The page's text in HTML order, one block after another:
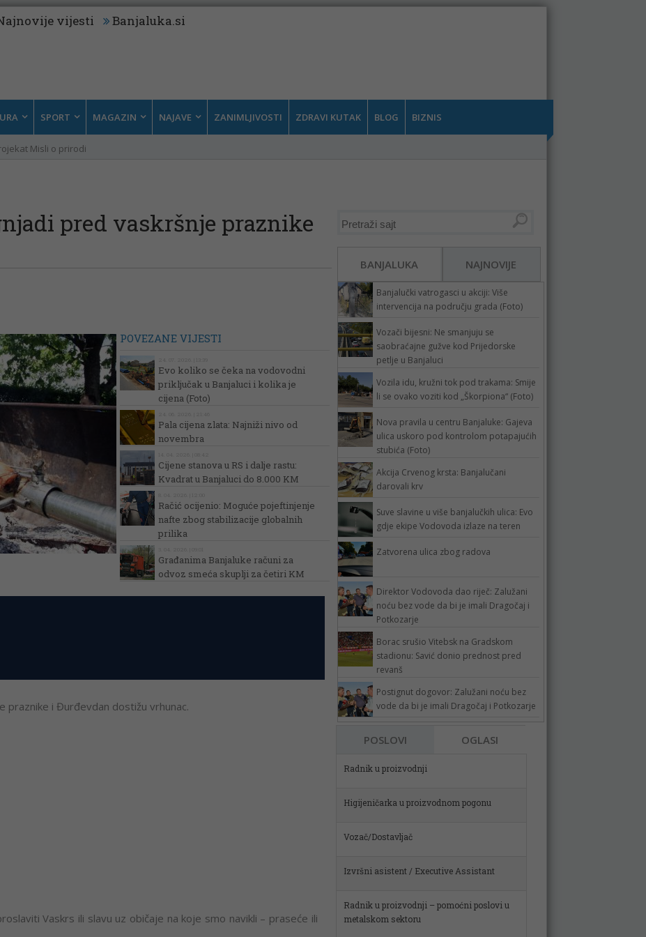
vijesti Banjaluka.si
Misli o prirodi
SPORT MAGAZIN NAJAVE ZANIMLJIVOSTI ZDRAVI KUTAK BLOG BIZNIS
pred vaskršnje praznike
POVEZANE VIJESTI
Evo koliko se čeka na vodovodni
priključak u Banjaluci i kolika je
cijena (Foto)
Pala cijena zlata: Najniži nivo od
novembra
Cijene stanova u RS i dalje rastu:
Kvadrat u Banjaluci do 8.000 KM
Račić ocijenio: Moguće pojeftinjenje
nafte zbog stabilizacije globalnih
prilika
Građanima Banjaluke računi za
odvoz smeća skuplji za četiri KM
praznike i Đurđevdan dostižu vrhunac.
Vaskrs ili slavu uz običaje na koje smo navikli – praseće ili
BANJALUKA NAJNOVIJE
Banjalučki vatrogasci u akciji: Više
intervencija na području grada (Foto)
Vozači bijesni: Ne smanjuju se
saobraćajne gužve kod Prijedorske
petlje u Banjaluci
Vozila idu, kružni tok pod trakama: Smije
li se ovako voziti kod „Škorpiona“ (Foto)
Nova pravila u centru Banjaluke: Gajeva
ulica uskoro pod kontrolom potapajućih
stubića (Foto)
Akcija Crvenog krsta: Banjalučani
darovali krv
Suve slavine u više banjalučkih ulica: Evo
gdje ekipe Vodovoda izlaze na teren
Zatvorena ulica zbog radova
Direktor Vodovoda dao riječ: Zalužani
noću bez vode da bi je imali Dragočaj i
Potkozarje
Borac srušio Vitebsk na Gradskom
stadionu: Savić donio prednost pred
revanš
Postignut dogovor: Zalužani noću bez
vode da bi je imali Dragočaj i Potkozarje
POSLOVI OGLASI
Higijeničarka u proizvodnom pogonu
Vozač/Dostavljač
Izvršni asistent / Executive Assistant
Radnik u proizvodnji – pomoćni poslovi u
Spremačica